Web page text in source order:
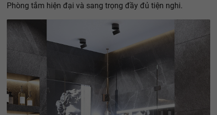
Phòng tắm hiện đại và sang trọng đầy đủ tiện nghi.